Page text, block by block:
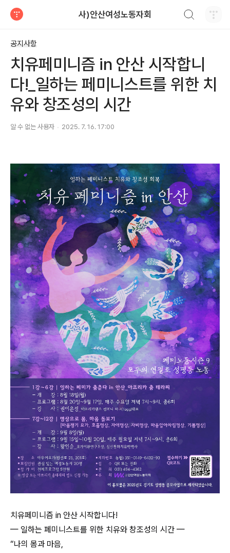
사)안산여성노동자회
공지사항
치유페미니즘 in 안산 시작합니
다!_일하는 페미니스트를 위한 치
유와 창조성의 시간
알 수 없는 사용자 2025. 7. 16. 17:00
치유페미니즘 in 안산 시작합니다!
— 일하는 페미니스트를 위한 치유와 창조성의 시간 —
“나의 몸과 마음,